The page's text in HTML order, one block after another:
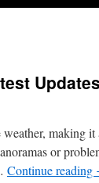
making
or
Continue reading